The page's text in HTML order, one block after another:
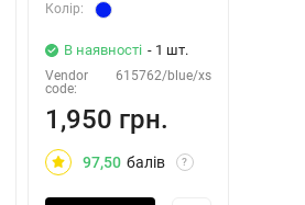
Колiр:
В наявності - 1 шт.
Vendor
code:
615762/blue/xs
1,950 грн.
97,50 балів ?